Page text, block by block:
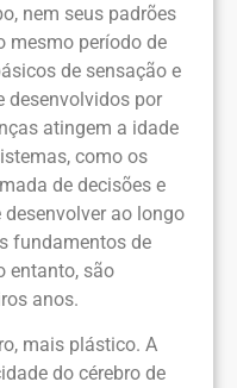
nem seus padrões
mesmo período de
de sensação e
desenvolvidos por
atingem a idade
como os
de decisões e
ao longo
fundamentos de
entanto, são
anos.
mais plástico. A
do cérebro de